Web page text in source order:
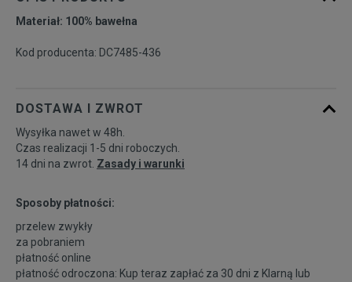
Materiał: 100% bawełna
Kod producenta: DC7485-436
DOSTAWA I ZWROT
Wysyłka nawet w 48h.
Czas realizacji 1-5 dni roboczych.
14 dni na zwrot. Zasady i warunki
Sposoby płatności:
przelew zwykły
za pobraniem
płatność online
płatność odroczona: Kup teraz zapłać za 30 dni z Klarną lub